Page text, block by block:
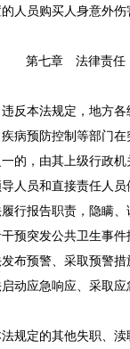
人员购买人身意外伤
第七章 法律责任
反本法规定，地方各
病预防控制等部门
的，由其上级行政
人员和直接责任人员
履行报告职责，隐瞒
预突发公共卫生事件
发布预警、采取预警措
启动应急响应、采取
法规定的其他失职、渎